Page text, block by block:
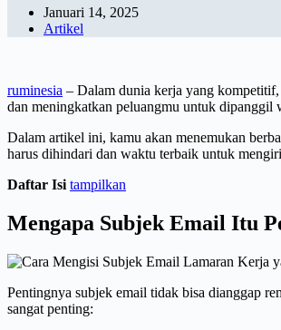
Januari 14, 2025
Artikel
ruminesia – Dalam dunia kerja yang
dan meningkatkan peluangmu untuk dipanggil
Dalam artikel ini, kamu akan menemukan
harus dihindari dan waktu terbaik untuk
Daftar Isi tampilkan
Mengapa Subjek Email Itu
Pentingnya subjek email tidak bisa dianggap
sangat penting: